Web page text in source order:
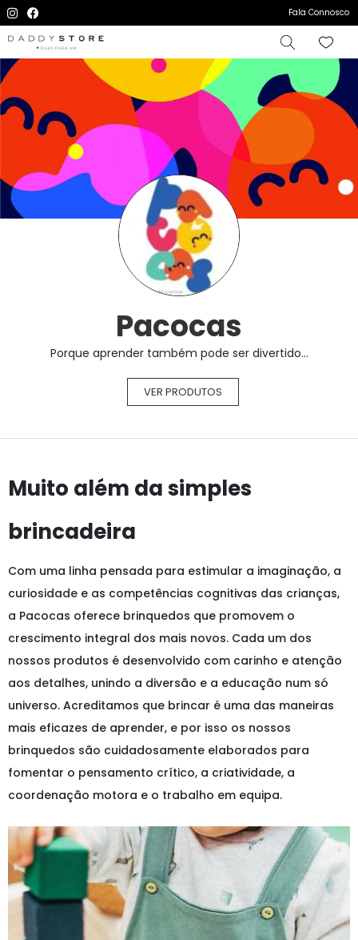
Fala Connosco
Pacocas
Porque aprender também pode ser divertido...
VER PRODUTOS
Muito além da simples
brincadeira
Com uma linha pensada para estimular a imaginação, a
curiosidade e as competências cognitivas das crianças,
a Pacocas oferece brinquedos que promovem o
crescimento integral dos mais novos. Cada um dos
nossos produtos é desenvolvido com carinho e atenção
aos detalhes, unindo a diversão e a educação num só
universo. Acreditamos que brincar é uma das maneiras
mais eficazes de aprender, e por isso os nossos
brinquedos são cuidadosamente elaborados para
fomentar o pensamento crítico, a criatividade, a
coordenação motora e o trabalho em equipa.